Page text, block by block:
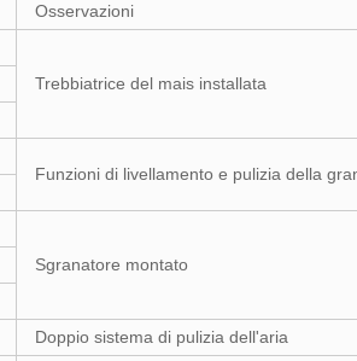
Osservazioni
Trebbiatrice del mais installata
Funzioni di livellamento e pulizia della
Sgranatore montato
Doppio sistema di pulizia dell'aria